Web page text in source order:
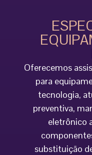
Oferecemos
para
tecnologia,
preventiva,
eletrônico
substituição